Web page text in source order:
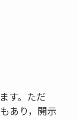
す。ただ
あり，開示